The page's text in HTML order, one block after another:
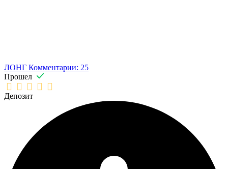
ЛОНГ Комментарии: 25
Прошел
Депозит